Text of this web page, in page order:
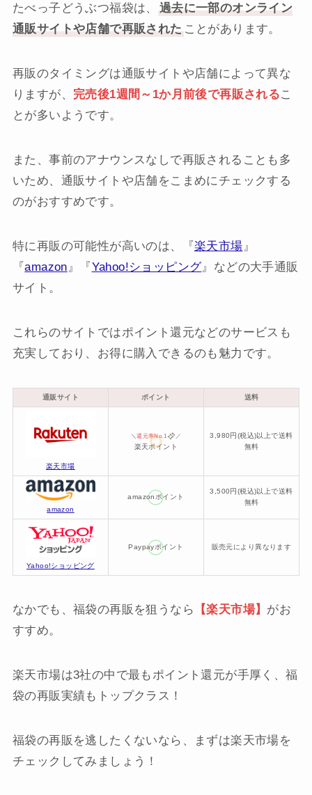
たべっ子どうぶつ福袋は、
過去に一部のオンライン
通販サイトや店舗で再販された ことがあります。
再販のタイミングは通販サイトや店舗によって異な
りますが、 完売後1週間～1か月前後で再販されるこ
とが多いようです。
また、事前のアナウンスなしで再販されることも多
いため、通販サイトや店舗をこまめにチェックする
のがおすすめです。
特に再販の可能性が高いのは、『楽天市場 』
『amazon 』『Yahoo!ショッピング』などの大手通販
サイト。
これらのサイトではポイント還元などのサービスも
充実しており、お得に購入できるのも魅力です。
通販サイト ポイント 送料
楽天市場
＼還元率No.1 ／
楽天ポイント
3,980円(税込)以上で送料
無料
amazon
amazonポイント
3,500円(税込)以上で送料
無料
Yahoo!ショッピング
Paypayポイント 販売元により異なります
なかでも、福袋の再販を狙うなら 【楽天市場】 がお
すすめ。
楽天市場は3社の中で最もポイント還元が手厚く、福
袋の再販実績もトップクラス！
福袋の再販を逃したくないなら、まずは楽天市場を
チェックしてみましょう！